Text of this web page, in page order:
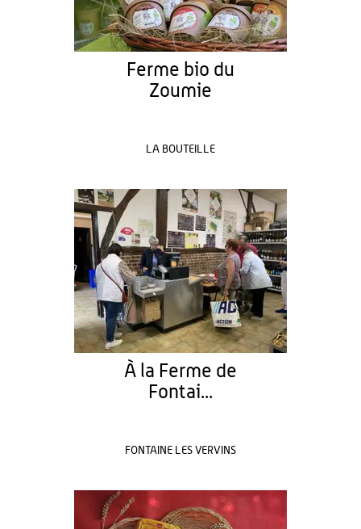
Ferme bio du
Zoumie
LA BOUTEILLE
À la Ferme de
Fontai...
FONTAINE LES VERVINS